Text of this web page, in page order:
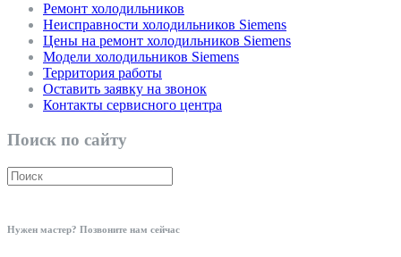
Ремонт холодильников
Неисправности холодильников Siemens
Цены на ремонт холодильников Siemens
Модели холодильников Siemens
Территория работы
Оставить заявку на звонок
Контакты сервисного центра
Поиск по сайту
Нужен мастер? Позвоните нам сейчас